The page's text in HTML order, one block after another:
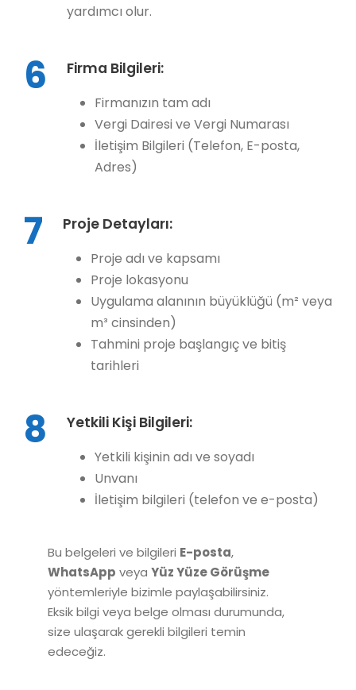
yardımcı olur.
6 Firma Bilgileri:
Firmanızın tam adı
Vergi Dairesi ve Vergi Numarası
İletişim Bilgileri (Telefon, E-posta,
Adres)
7 Proje Detayları:
Proje adı ve kapsamı
Proje lokasyonu
Uygulama alanının büyüklüğü (m² veya
m³ cinsinden)
Tahmini proje başlangıç ve bitiş
tarihleri
8 Yetkili Kişi Bilgileri:
Yetkili kişinin adı ve soyadı
Unvanı
İletişim bilgileri (telefon ve e-posta)
Bu belgeleri ve bilgileri E-posta,
WhatsApp veya Yüz Yüze Görüşme
yöntemleriyle bizimle paylaşabilirsiniz.
Eksik bilgi veya belge olması durumunda,
size ulaşarak gerekli bilgileri temin
edeceğiz.